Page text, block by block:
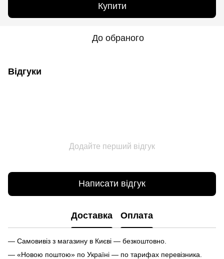
Купити
До обраного
Відгуки
Додайте перший відгук
Написати відгук
Доставка Оплата
— Самовивіз з магазину в Києві — безкоштовно.
— «Новою поштою» по Україні — по тарифах перевізника.